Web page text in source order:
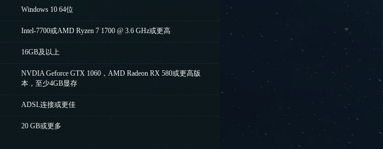
Windows 10 64位
Intel-7700或AMD Ryzen 7 1700 @ 3.6 GHz或更高
16GB及以上
NVDIA Geforce GTX 1060，AMD Radeon RX 580或更高版
本，至少4GB显存
ADSL连接或更佳
20 GB或更多